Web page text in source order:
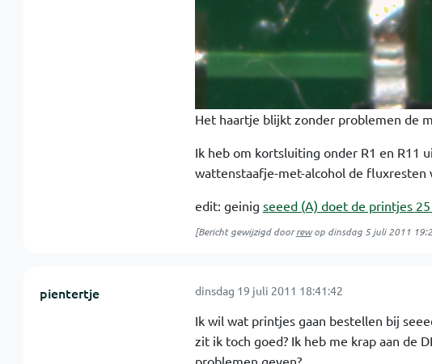
Het haartje blijkt zonder problemen de
Ik heb om kortsluiting onder R1 en R11
wattenstaafje-met-alcohol de
edit: geinig seeed (A) doet de printjes
[Bericht gewijzigd doorrewop dinsdag 5 juli 2011
pientertje dinsdag 19 juli 2011 18:41:42
Ik wil wat printjes gaan bestellen bij
zit ik toch goed? Ik heb me krap aan de